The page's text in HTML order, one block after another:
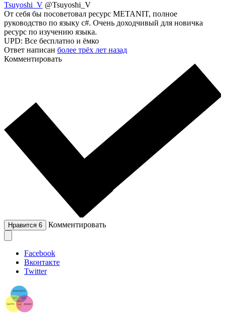
Tsuyoshi_V @Tsuyoshi_V
От себя бы посоветовал ресурс METANIT, полное
руководство по языку с#. Очень доходчивый для новичка
ресурс по изучению языка.
UPD: Все бесплатно и ёмко
Ответ написан более трёх лет назад
Комментировать
Нравится 6 Комментировать
Facebook
Вконтакте
Twitter